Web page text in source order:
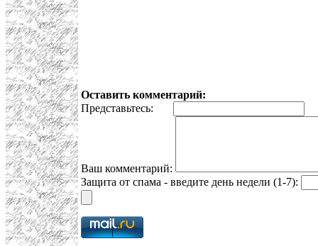
Оставить комментарий:
Представьтесь:
Ваш комментарий:
Защита от спама - введите день недели (1-7):